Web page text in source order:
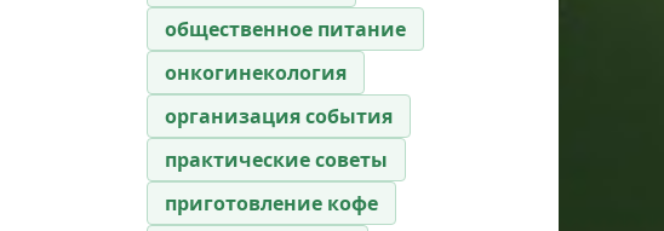
общественное питание
онкогинекология
организация события
практические советы
приготовление кофе